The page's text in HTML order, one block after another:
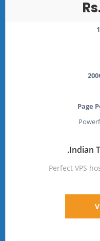
Page
Indian
Perfect VPS